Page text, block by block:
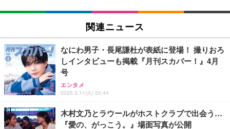
関連ニュース
なにわ男子・長尾謙杜が表紙に登場！ 撮りおろ
しインタビューも掲載『月刊スカパー！』4月
号
エンタメ
2025.3.11(火) 20:44
木村文乃とラウールがホストクラブで出会う…
『愛の、がっこう。』場面写真が公開